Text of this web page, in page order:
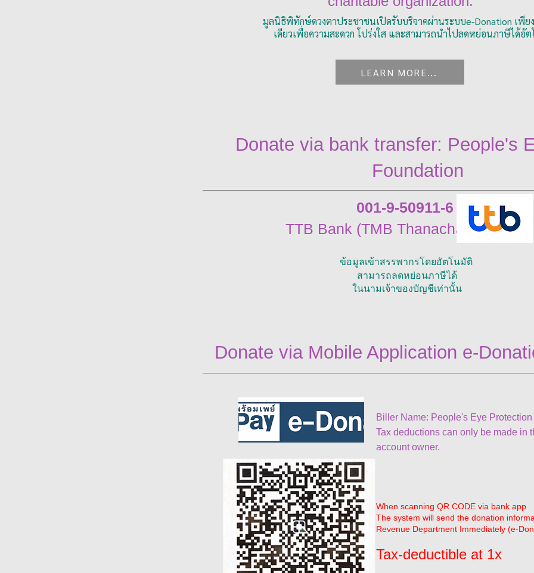
มูลนิธิพิทักษ์ดวงตาประชาชนเปิดรับบริจาคผ่านระบบe-Donation เพีย
เดียวเพื่อความสะดวก โปร่งใส และสามารถนำไปลดหย่อนภาษีได้อั
LEARN MORE...
Donate via bank transfer: People's
Foundation
001-9-50911-6
TTB Bank (TMB Thanachart Bank)
ข้อมูลเข้าสรรพากรโดยอัตโนมัติ
สามารถลดหย่อนภาษีได้
ในนามเจ้าของบัญชีเท่านั้น
Donate via Mobile Application e-
Biller Name: People's Eye
Tax deductions can only be made in
account owner.
When scanning QR CODE via bank app
The system will send the donation
Revenue Department Immediately (e-
Tax-deductible at 1x